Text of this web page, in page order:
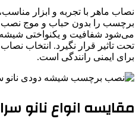
نصاب ماهر با تجربه و ابزار
برچسب را بدون حباب و موج
می‌شود شفافیت و یکنواختی
تحت تاثیر قرار نگیرد. انتخاب
برای ایمنی رانندگی است.
مقایسه انواع نانو